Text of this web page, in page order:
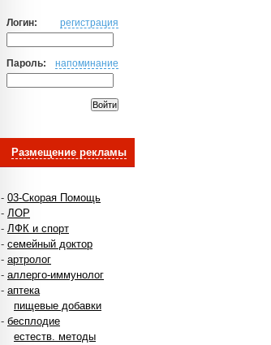
Логин: регистрация
Пароль: напоминание
Размещение рекламы
- 03-Скорая Помощь
- ЛОР
- ЛФК и спорт
- семейный доктор
- артролог
- аллерго-иммунолог
- аптека
пищевые добавки
- бесплодие
естеств. методы